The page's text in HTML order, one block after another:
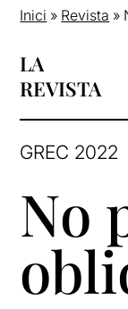
Inici » Revista »
LA
REVISTA
GREC 2022
No